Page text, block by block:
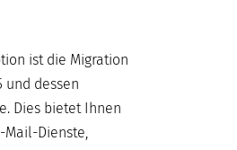
ist die Migration
und dessen
Dies bietet Ihnen
Mail-Dienste,